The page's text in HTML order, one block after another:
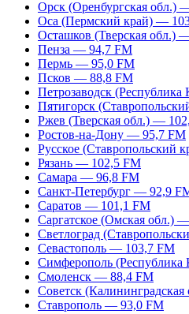
Орск (Оренбургская обл.)
Оса (Пермский край) —
Осташков (Тверская обл.)
Пенза — 94,7 FM
Пермь — 95,0 FM
Псков — 88,8 FM
Петрозаводск
Пятигорск
Ржев (Тверская обл.) —
Ростов-на-Дону — 95,7 FM
Русское (Ставропольский
Рязань — 102,5 FM
Самара — 96,8 FM
Санкт-Петербург — 92,9
Саратов — 101,1 FM
Саргатское (Омская обл.)
Светлоград
Севастополь — 103,7 FM
Симферополь
Смоленск — 88,4 FM
Советск
Ставрополь — 93,0 FM